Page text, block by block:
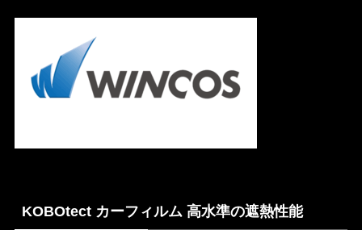
KOBOtect カーフィルム 高水準の遮熱性能